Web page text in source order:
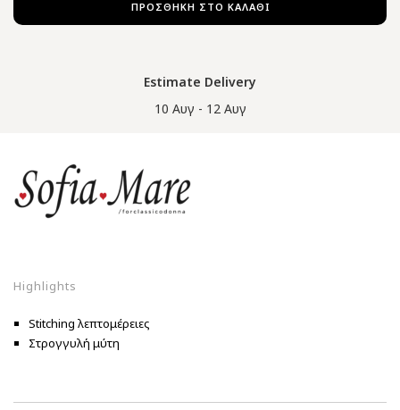
Estimate Delivery
10 Αυγ - 12 Αυγ
ΠΡΟΣΘΗΚΗ ΣΤΟ ΚΑΛΑΘΙ
Highlights
Stitching λεπτομέρειες
Στρογγυλή μύτη